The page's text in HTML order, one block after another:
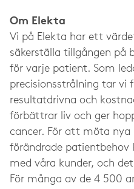
Om Elekta
Vi på Elekta har ett
säkerställa tillgången på
för varje patient. Som
precisionsstrålning tar vi
resultatdrivna och
förbättrar liv och ger
cancer. För att möta
förändrade
med våra kunder, och
För många av de 4 500